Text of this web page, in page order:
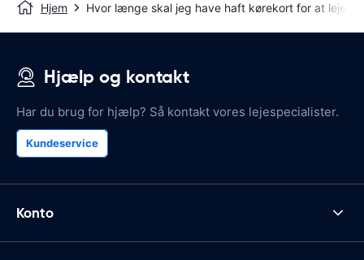
Hjem Hvor længe skal jeg have haft kørekort for at leje en
Hjælp og kontakt
Har du brug for hjælp? Så kontakt vores lejespecialister.
Kundeservice
Konto